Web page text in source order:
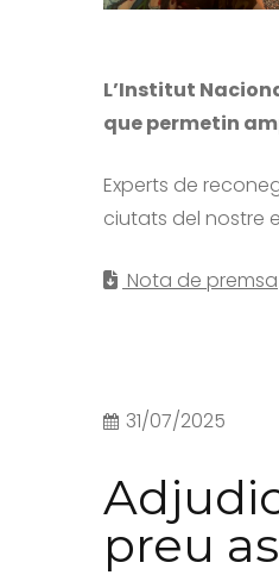
L’Institut
que permetin
Experts de
ciutats del nostre
Nota de premsa
31/07/2025
preu